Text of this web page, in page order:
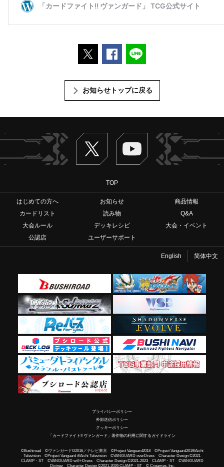
ポストするFacebookでシェアする
お知らせトップに戻る
Twitter ヴァンガードch
TOP
はじめての方へ お知らせ
商品情報
カードリスト
読み物
Q&A
大会ルール
デッキレシピ
大会・イベント
公認店
ユーザーサポート
English 简体中文
プライバシーポリシー
外部送信ポリシー
クッキーポリシー
「カードファイト!! ヴァンガード」著作物の利用に関するガイドライン
©Bushiroad ©ヴァンガードG2016／テレビ東京 ©Project Vanguard2018 ©Project Vanguard2019/Aichi
Television ©Project Vanguard if/Aichi Television ©VANGUARD overDress Character Design ©2021
CLAMP・ST ©VANGUARD will+Dress Character Design ©2021-2023 CLAMP・ST ©VANGUARD
Divinez Character Design ©2021-2026 CLAMP・ST © Cygames, Inc.